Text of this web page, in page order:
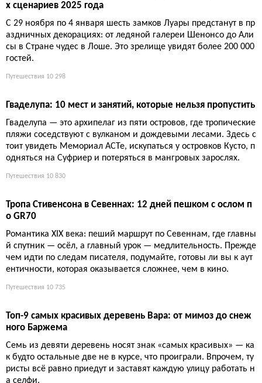
х сценариев 2025 года
С 29 ноября по 4 января шесть замков Луары предстанут в пр
аздничных декорациях: от ледяной галереи Шенонсо до Али
сы в Стране чудес в Лоше. Это зрелище увидят более 200 000
гостей.
Путешествия 10 298
Гваделупа: 10 мест и занятий, которые нельзя пропустить
Гваделупа — это архипелаг из пяти островов, где тропические
пляжи соседствуют с вулканом и дождевыми лесами. Здесь с
тоит увидеть Мемориал ACTe, искупаться у островков Кусто, п
одняться на Суфриер и потеряться в мангровых зарослях.
Путешествия 10 830
Тропа Стивенсона в Севеннах: 12 дней пешком с ослом п